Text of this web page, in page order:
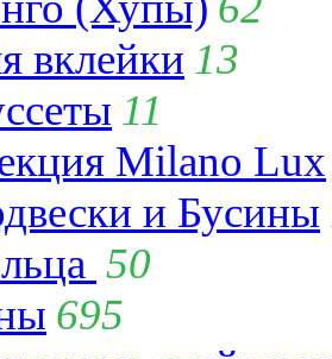
вклейки 13
11
Milano Lux
и Бусины
50
695